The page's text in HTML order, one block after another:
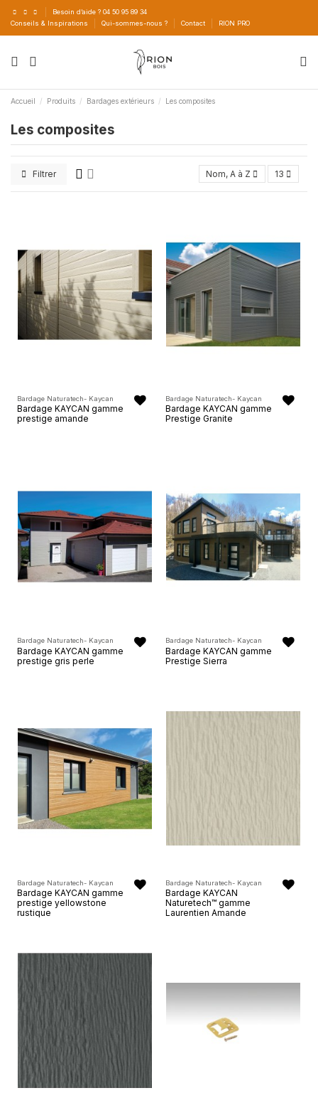
Besoin d’aide ? 04 50 95 89 34
Conseils & Inspirations
Qui-sommes-nous ? Contact RION PRO
Accueil Produits Bardages extérieurs Les composites
Les composites
Filtrer Nom, A à Z 13
Bardage Naturatech- Kaycan
Bardage KAYCAN gamme
prestige amande
Bardage Naturatech- Kaycan
Bardage KAYCAN gamme
Prestige Granite
Bardage Naturatech- Kaycan
Bardage KAYCAN gamme
prestige gris perle
Bardage Naturatech- Kaycan
Bardage KAYCAN gamme
Prestige Sierra
Bardage Naturatech- Kaycan
Bardage KAYCAN gamme
prestige yellowstone
rustique
Bardage Naturatech- Kaycan
Bardage KAYCAN
Naturetech™ gamme
Laurentien Amande